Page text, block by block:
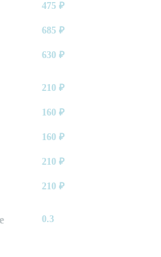
475₽
685 ₽
630 ₽
210 ₽
160 ₽
160 ₽
210 ₽
210 ₽
0.3